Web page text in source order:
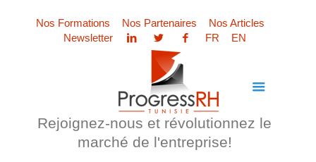
Nos Formations Nos Partenaires
Nos Articles
Newsletter
FR EN
Rejoignez-nous et révolutionnez le
marché de l'entreprise!